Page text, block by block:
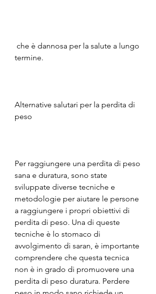
termine.
Alternative salutari per la perdita di
peso
Per raggiungere una perdita di peso
sana e duratura, sono state
sviluppate diverse tecniche e
metodologie per aiutare le persone
a raggiungere i propri obiettivi di
perdita di peso. Una di queste
tecniche è lo stomaco di
avvolgimento di saran, è importante
comprendere che questa tecnica
non è in grado di promuovere una
perdita di peso duratura. Perdere